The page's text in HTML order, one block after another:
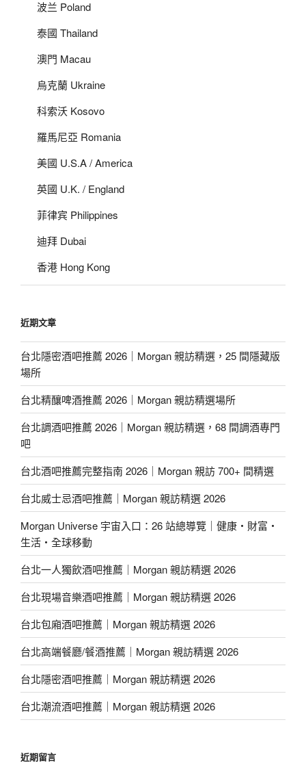
波兰 Poland
泰國 Thailand
澳門 Macau
烏克蘭 Ukraine
科索沃 Kosovo
羅馬尼亞 Romania
美國 U.S.A / America
英國 U.K. / England
菲律宾 Philippines
迪拜 Dubai
香港 Hong Kong
近期文章
台北隱密酒吧推薦 2026｜Morgan 親訪精選，25 間隱藏版
場所
台北精釀啤酒推薦 2026｜Morgan 親訪精選場所
台北調酒吧推薦 2026｜Morgan 親訪精選，68 間調酒專門
吧
台北酒吧推薦完整指南 2026｜Morgan 親訪 700+ 間精選
台北威士忌酒吧推薦｜Morgan 親訪精選 2026
Morgan Universe 宇宙入口：26 站總導覽｜健康・財富・
生活・全球移動
台北一人獨飲酒吧推薦｜Morgan 親訪精選 2026
台北現場音樂酒吧推薦｜Morgan 親訪精選 2026
台北包廂酒吧推薦｜Morgan 親訪精選 2026
台北高端餐廳/餐酒推薦｜Morgan 親訪精選 2026
台北隱密酒吧推薦｜Morgan 親訪精選 2026
台北潮流酒吧推薦｜Morgan 親訪精選 2026
近期留言